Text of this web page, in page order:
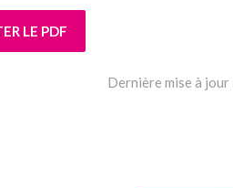
LE PDF
Dernière mise à